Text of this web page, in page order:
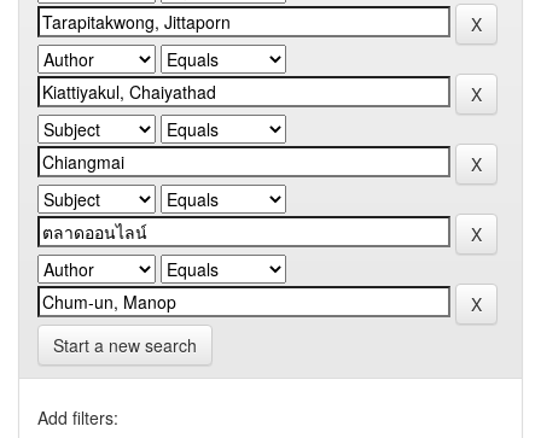
Start a new search
Add filters: